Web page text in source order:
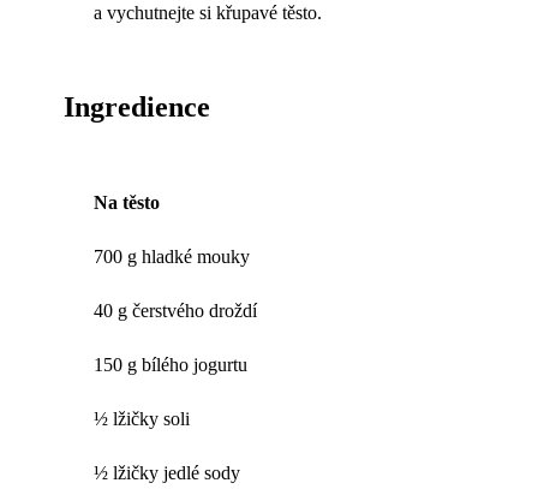
a vychutnejte si křupavé těsto.
Ingredience
Na těsto
700 g hladké mouky
40 g čerstvého droždí
150 g bílého jogurtu
½ lžičky soli
½ lžičky jedlé sody